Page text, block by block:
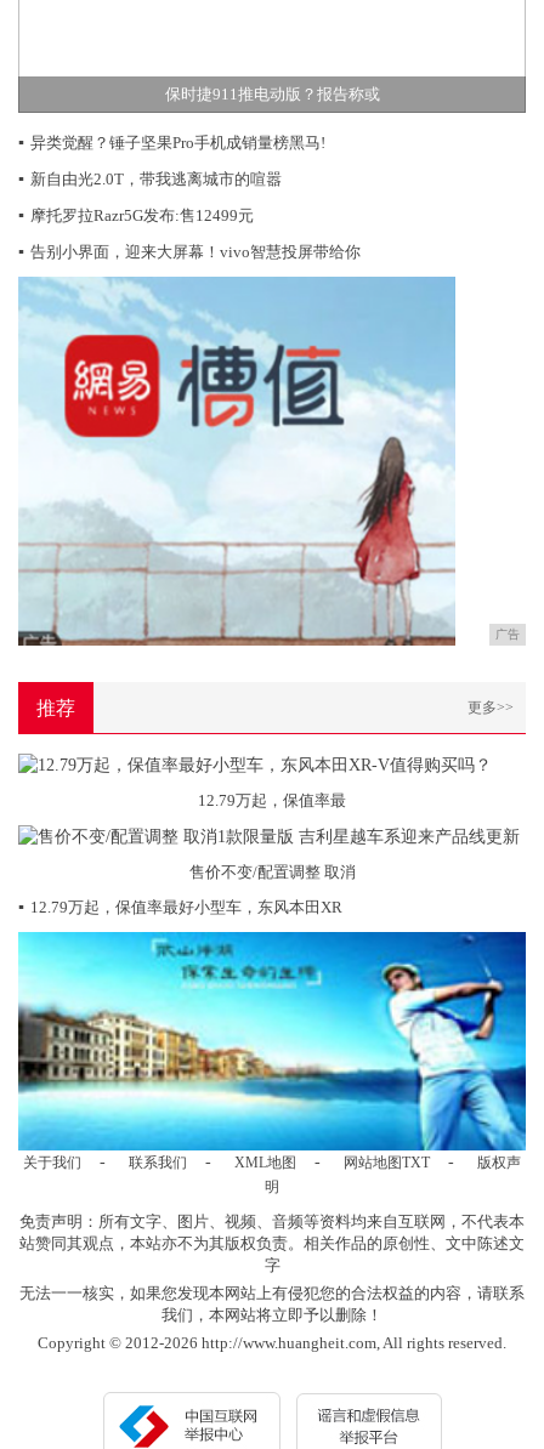
保时捷911推电动版？报告称或
▪ 异类觉醒？锤子坚果Pro手机成销量榜黑马!
▪ 新自由光2.0T，带我逃离城市的喧嚣
▪ 摩托罗拉Razr5G发布:售12499元
▪ 告别小界面，迎来大屏幕！vivo智慧投屏带给你
广告
推荐 更多>>
12.79万起，保值率最
售价不变/配置调整 取消
▪ 12.79万起，保值率最好小型车，东风本田XR
关于我们 - 联系我们 - XML地图 - 网站地图TXT -
版权声
明
免责声明：所有文字、图片、视频、音频等资料均来自互联网，不代表本
站赞同其观点，本站亦不为其版权负责。相关作品的原创性、文中陈述文
字
无法一一核实，如果您发现本网站上有侵犯您的合法权益的内容，请联系
我们，本网站将立即予以删除！
Copyright © 2012-2026 http://www.huangheit.com, All rights reserved.